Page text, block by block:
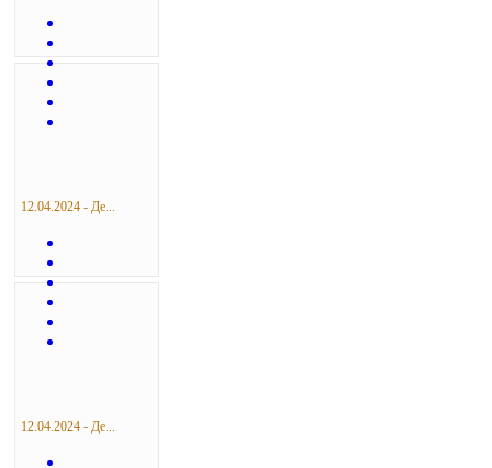
12.04.2024 - Де...
12.04.2024 - Де...